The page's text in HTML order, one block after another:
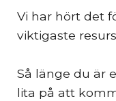
Vi har hört det
viktigaste
Så länge du är
lita på att